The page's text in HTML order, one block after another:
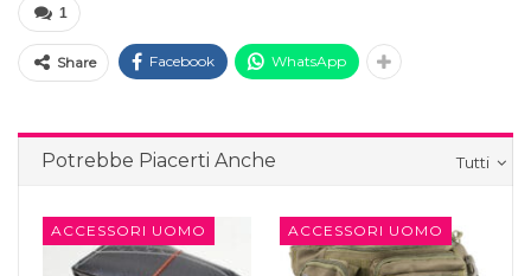
1
Share Facebook WhatsApp
Tutti
Potrebbe Piacerti Anche
ACCESSORI UOMO ACCESSORI UOMO